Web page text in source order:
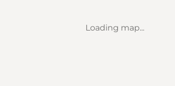
Loading map...